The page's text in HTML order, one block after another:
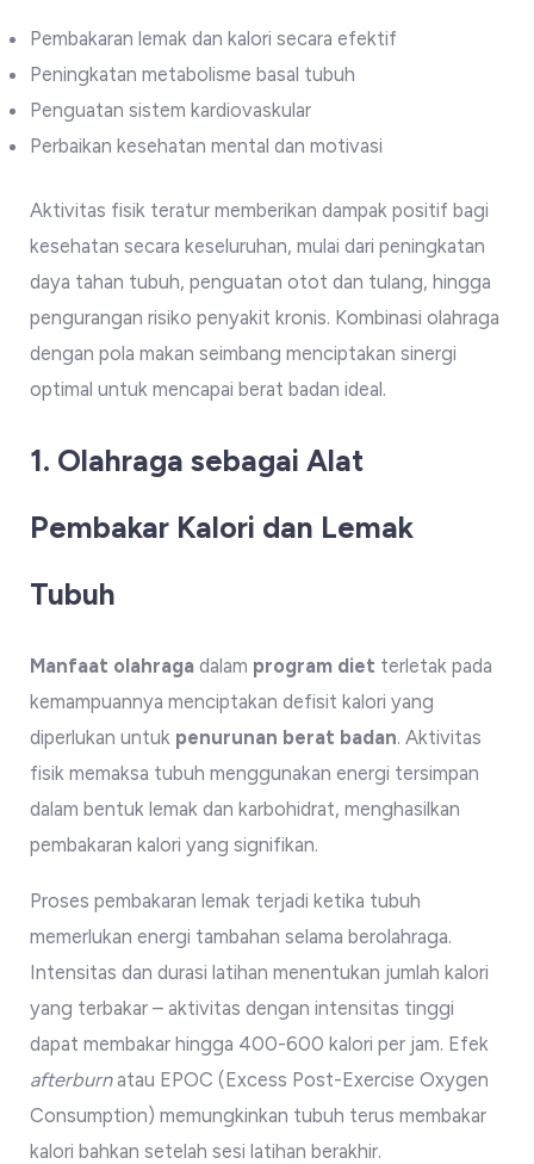
Pembakaran lemak dan kalori secara efektif
Peningkatan metabolisme basal tubuh
Penguatan sistem kardiovaskular
Perbaikan kesehatan mental dan motivasi
Aktivitas fisik teratur memberikan dampak positif bagi
kesehatan secara keseluruhan, mulai dari peningkatan
daya tahan tubuh, penguatan otot dan tulang, hingga
pengurangan risiko penyakit kronis. Kombinasi olahraga
dengan pola makan seimbang menciptakan sinergi
optimal untuk mencapai berat badan ideal.
1. Olahraga sebagai Alat
Pembakar Kalori dan Lemak
Tubuh
Manfaat olahraga dalam program diet terletak pada
kemampuannya menciptakan defisit kalori yang
diperlukan untuk penurunan berat badan. Aktivitas
fisik memaksa tubuh menggunakan energi tersimpan
dalam bentuk lemak dan karbohidrat, menghasilkan
pembakaran kalori yang signifikan.
Proses pembakaran lemak terjadi ketika tubuh
memerlukan energi tambahan selama berolahraga.
Intensitas dan durasi latihan menentukan jumlah kalori
yang terbakar – aktivitas dengan intensitas tinggi
dapat membakar hingga 400-600 kalori per jam. Efek
afterburnatau EPOC (Excess Post-Exercise Oxygen
Consumption) memungkinkan tubuh terus membakar
kalori bahkan setelah sesi latihan berakhir.